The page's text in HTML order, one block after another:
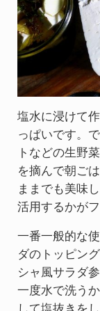
塩水に浸けて
っぱいです。
トなどの生野
を摘んで朝ご
ままでも美味
活用するかが
一番一般的な
ダのトッピン
シャ風サラダ
一度水で洗う